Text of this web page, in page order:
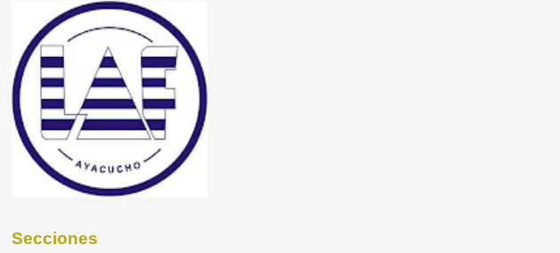
Secciones